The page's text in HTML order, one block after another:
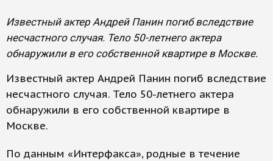
Известный актер Андрей Панин погиб вследствие
несчастного случая. Тело 50-летнего актера
обнаружили в его собственной квартире в Москве.
Известный актер Андрей Панин погиб вследствие
несчастного случая. Тело 50-летнего актера
обнаружили в его собственной квартире в
Москве.
По данным «Интерфакса», родные в течение